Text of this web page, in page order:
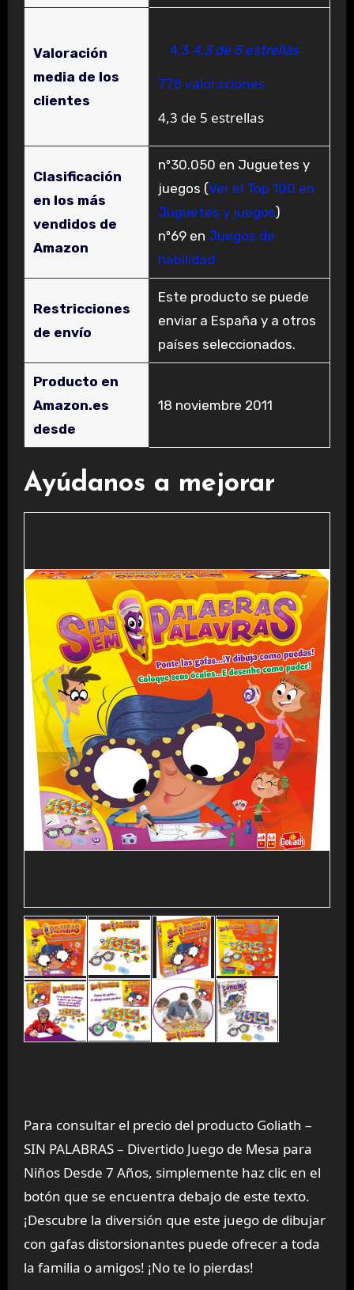
Valoración
media de los
clientes
4,3 4,3 de 5 estrellas
776 valoraciones
4,3 de 5 estrellas
Clasificación
en los más
vendidos de
Amazon
nº30.050 en Juguetes y
juegos (Ver el Top 100 en
Juguetes y juegos)
nº69 en Juegos de
habilidad
Restricciones
de envío
Este producto se puede
enviar a España y a otros
países seleccionados.
Producto en
Amazon.es
desde
18 noviembre 2011
Ayúdanos a mejorar
Para consultar el precio del producto Goliath –
SIN PALABRAS – Divertido Juego de Mesa para
Niños Desde 7 Años, simplemente haz clic en el
botón que se encuentra debajo de este texto.
¡Descubre la diversión que este juego de dibujar
con gafas distorsionantes puede ofrecer a toda
la familia o amigos! ¡No te lo pierdas!